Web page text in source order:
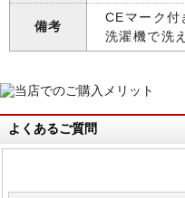
備考
CEマーク付
洗濯機で洗
よくあるご質問